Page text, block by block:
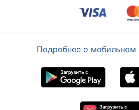
Подробнее о мобильном